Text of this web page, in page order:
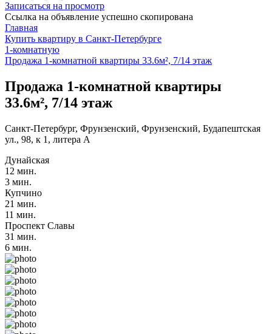
Записаться на просмотр
Ссылка на объявление успешно скопирована
Главная
Купить квартиру в Санкт-Петербурге
1-комнатную
Продажа 1-комнатной квартиры 33.6м², 7/14 этаж
Продажа 1-комнатной квартиры
33.6м², 7/14 этаж
Санкт-Петербург, Фрунзенский, Фрунзенский, Будапештская
ул., 98, к 1, литера А
Дунайская
12 мин.
3 мин.
Купчино
21 мин.
11 мин.
Проспект Славы
31 мин.
6 мин.